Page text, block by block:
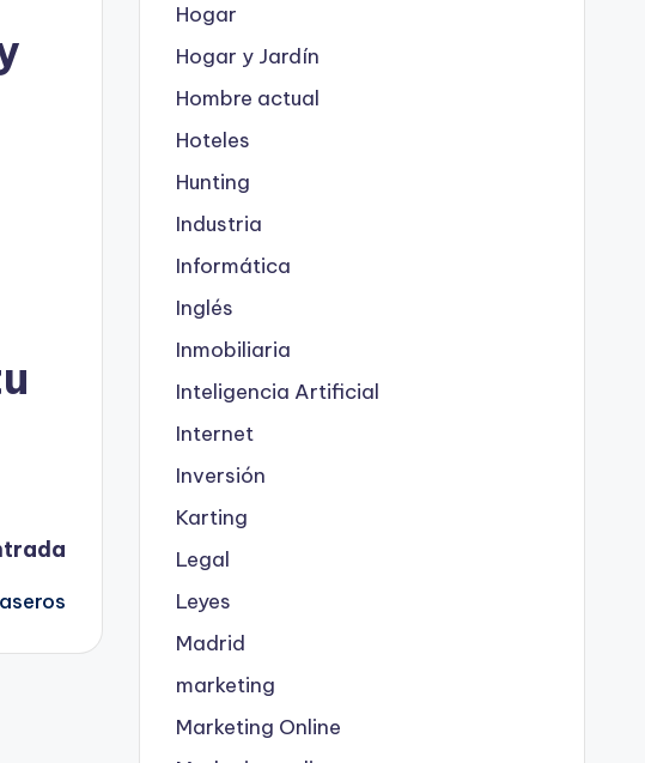
Hogar
Hogar y Jardín
Hombre actual
Hoteles
Hunting
Industria
Informática
Inglés
Inmobiliaria
Inteligencia Artificial
Internet
Inversión
Karting
Legal
Leyes
Madrid
marketing
Marketing Online